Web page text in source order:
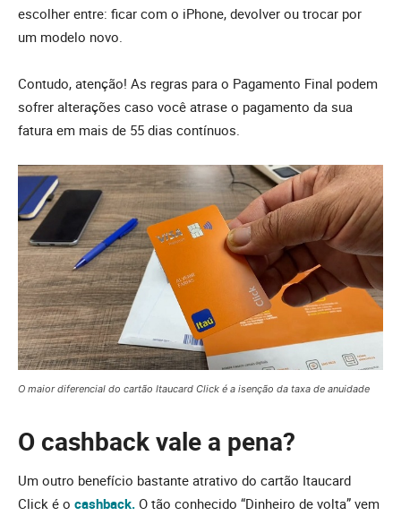
escolher entre: ficar com o iPhone, devolver ou trocar por
um modelo novo.
Contudo, atenção! As regras para o Pagamento Final podem
sofrer alterações caso você atrase o pagamento da sua
fatura em mais de 55 dias contínuos.
O maior diferencial do cartão Itaucard Click é a isenção da taxa de anuidade
O cashback vale a pena?
Um outro benefício bastante atrativo do cartão Itaucard
Click é o cashback. O tão conhecido “Dinheiro de volta” vem